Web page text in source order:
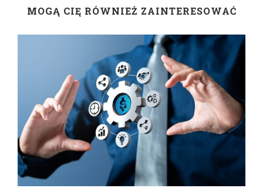
MOGĄ CIĘ RÓWNIEŻ ZAINTERESOWAĆ